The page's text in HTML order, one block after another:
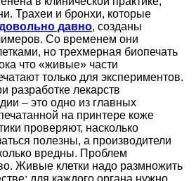
Трахеи и бронхи, которые
давно, созданы
Со временем они
но трехмерная биопечать
что «живые» части
только для экспериментов.
разработке лекарств
– это одно из главных
на принтере коже
проверяют, насколько
полезны, а производители
вредны. Проблем
Живые клетки надо размножить
для каждого органа нужно